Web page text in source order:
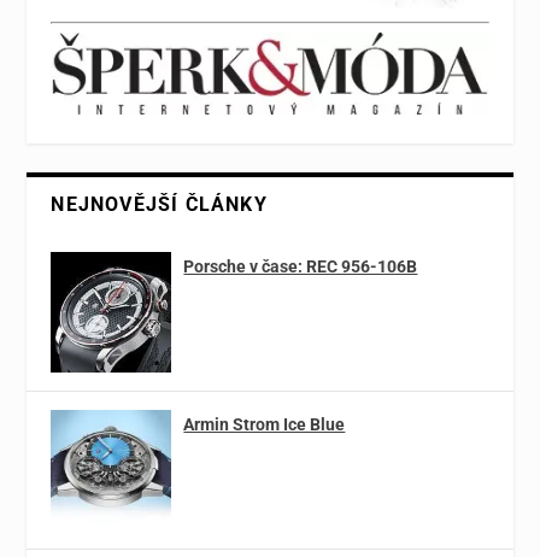
NEJNOVĚJŠÍ ČLÁNKY
Porsche v čase: REC 956-106B
Armin Strom Ice Blue